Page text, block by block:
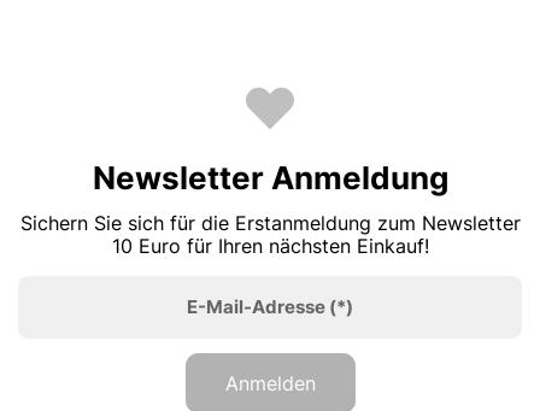
Newsletter Anmeldung
Sichern Sie sich für die Erstanmeldung zum Newsletter
10 Euro für Ihren nächsten Einkauf!
E-Mail-Adresse (*)
Anmelden